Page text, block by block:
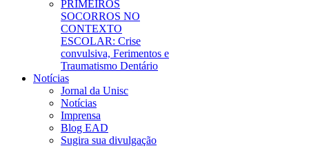
PRIMEIROS
SOCORROS NO
CONTEXTO
ESCOLAR: Crise
convulsiva, Ferimentos e
Traumatismo Dentário
Notícias
Jornal da Unisc
Notícias
Imprensa
Blog EAD
Sugira sua divulgação